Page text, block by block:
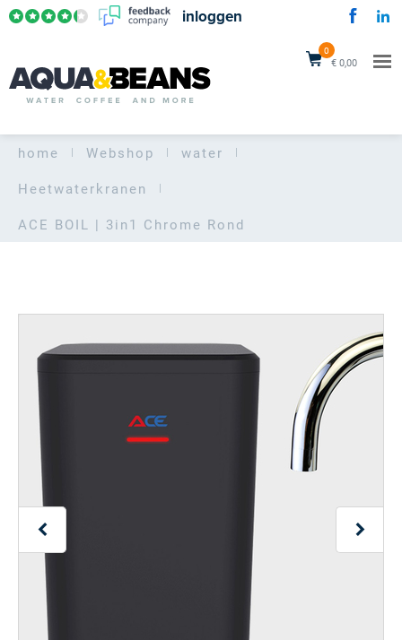
0
€ 0,00
inloggen
home Webshop
water
Heetwaterkranen
ACE BOIL | 3in1 Chrome Rond